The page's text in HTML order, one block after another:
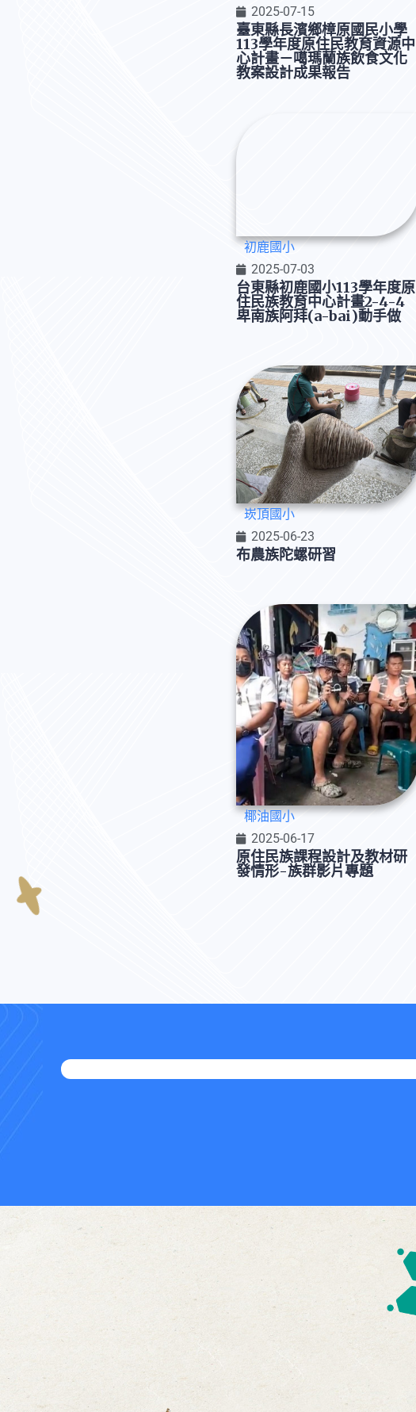
2025-07-15
臺東縣長濱鄉樟原國民小學
113學年度原住民教育資源中
心計畫－噶瑪蘭族飲食文化
教案設計成果報告
初鹿國小
2025-07-03
台東縣初鹿國小113學年度原
住民族教育中心計畫2-4-4
卑南族阿拜(a-bai)動手做
崁頂國小
2025-06-23
布農族陀螺研習
椰油國小
2025-06-17
原住民族課程設計及教材研
發情形-族群影片專題